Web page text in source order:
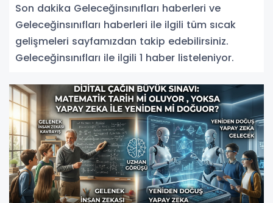
Son dakika Geleceğinsınıfları haberleri ve
Geleceğinsınıfları haberleri ile ilgili tüm sıcak
gelişmeleri sayfamızdan takip edebilirsiniz.
Geleceğinsınıfları ile ilgili 1 haber listeleniyor.